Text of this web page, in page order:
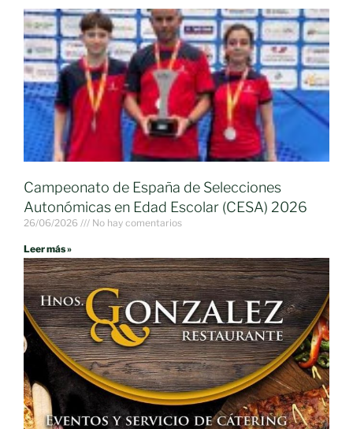
Campeonato de España de Selecciones
Autonómicas en Edad Escolar (CESA) 2026
26/06/2026 No hay comentarios
Leer más »